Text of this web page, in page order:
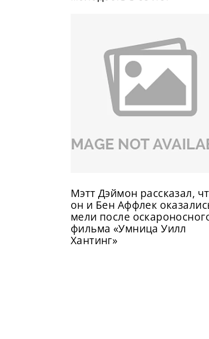
Мэтт Дэймон рассказал,
он и Бен Аффлек
мели после
фильма «Умница Уилл
Хантинг»